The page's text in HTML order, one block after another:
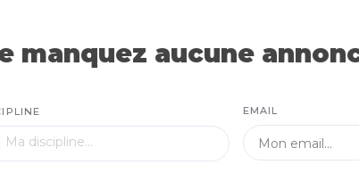
manquez aucune
EMAIL